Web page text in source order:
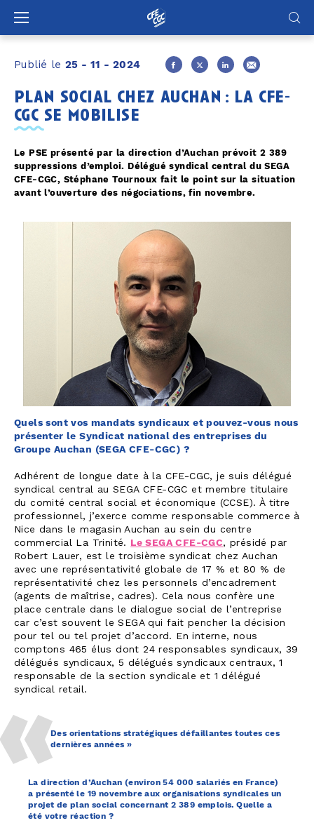
Publié le 25 - 11 - 2024
plan social chez auchan : la cfe-
cgc se mobilise
Le PSE présenté par la direction d’Auchan prévoit 2 389
suppressions d’emploi. Délégué syndical central du SEGA
CFE-CGC, Stéphane Tournoux fait le point sur la situation
avant l’ouverture des négociations, fin novembre.
Quels sont vos mandats syndicaux et pouvez-vous nous
présenter le Syndicat national des entreprises du
Groupe Auchan (SEGA CFE-CGC) ?
Adhérent de longue date à la CFE-CGC, je suis délégué
syndical central au SEGA CFE-CGC et membre titulaire
du comité central social et économique (CCSE). À titre
professionnel, j’exerce comme responsable commerce à
Nice dans le magasin Auchan au sein du centre
commercial La Trinité. Le SEGA CFE-CGC, présidé par
Robert Lauer, est le troisième syndicat chez Auchan
avec une représentativité globale de 17 % et 80 % de
représentativité chez les personnels d’encadrement
(agents de maîtrise, cadres). Cela nous confère une
place centrale dans le dialogue social de l’entreprise
car c’est souvent le SEGA qui fait pencher la décision
pour tel ou tel projet d’accord. En interne, nous
comptons 465 élus dont 24 responsables syndicaux, 39
délégués syndicaux, 5 délégués syndicaux centraux, 1
responsable de la section syndicale et 1 délégué
syndical retail.
Des orientations stratégiques défaillantes toutes ces
dernières années »
La direction d’Auchan (environ 54 000 salariés en France)
a présenté le 19 novembre aux organisations syndicales un
projet de plan social concernant 2 389 emplois. Quelle a
été votre réaction ?
Panneau de gestion des cookies